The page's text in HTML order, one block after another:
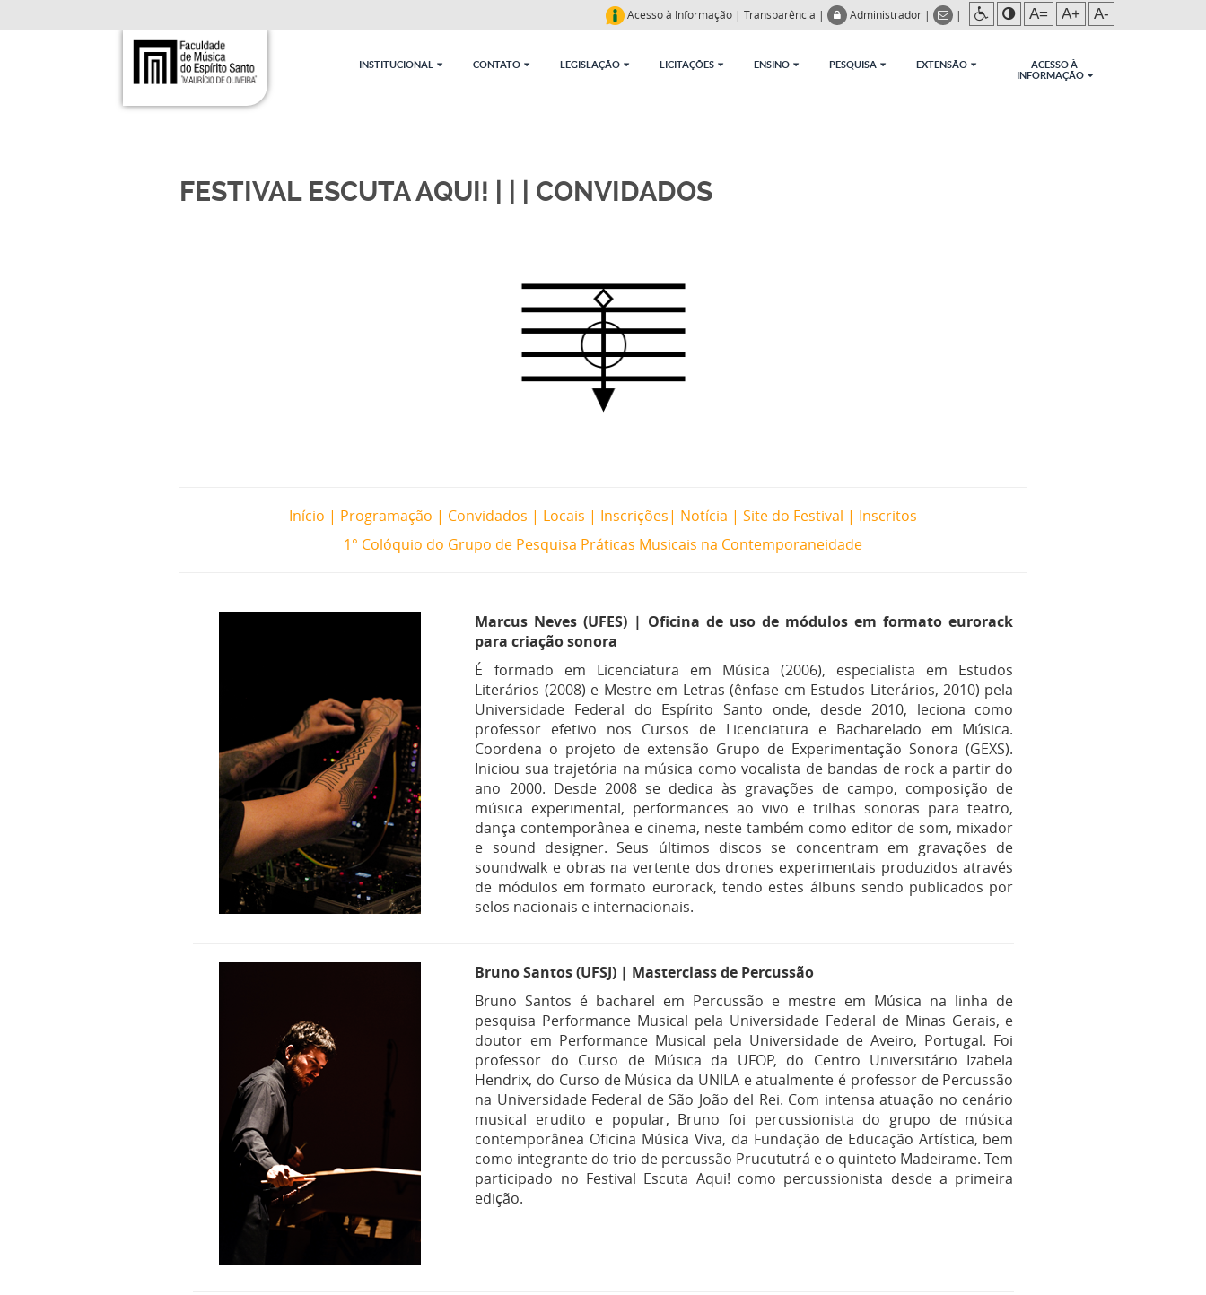
Acesso à Informação | Transparência | Administrador | | A= A+ A-
INSTITUCIONAL CONTATO LEGISLAÇÃO LICITAÇÕES ENSINO PESQUISA EXTENSÃO
ACESSO À
INFORMAÇÃO
FESTIVAL ESCUTA AQUI! | | | CONVIDADOS
Início | Programação | Convidados | Locais | Inscrições| Notícia | Site do Festival | Inscritos
1° Colóquio do Grupo de Pesquisa Práticas Musicais na Contemporaneidade
Marcus Neves (UFES) | Oficina de uso de módulos em formato eurorack
para criação sonora
É formado em Licenciatura em Música (2006), especialista em Estudos
Literários (2008) e Mestre em Letras (ênfase em Estudos Literários, 2010) pela
Universidade Federal do Espírito Santo onde, desde 2010, leciona como
professor efetivo nos Cursos de Licenciatura e Bacharelado em Música.
Coordena o projeto de extensão Grupo de Experimentação Sonora (GEXS).
Iniciou sua trajetória na música como vocalista de bandas de rock a partir do
ano 2000. Desde 2008 se dedica às gravações de campo, composição de
música experimental, performances ao vivo e trilhas sonoras para teatro,
dança contemporânea e cinema, neste também como editor de som, mixador
e sound designer. Seus últimos discos se concentram em gravações de
soundwalk e obras na vertente dos drones experimentais produzidos através
de módulos em formato eurorack, tendo estes álbuns sendo publicados por
selos nacionais e internacionais.
Bruno Santos (UFSJ) | Masterclass de Percussão
Bruno Santos é bacharel em Percussão e mestre em Música na linha de
pesquisa Performance Musical pela Universidade Federal de Minas Gerais, e
doutor em Performance Musical pela Universidade de Aveiro, Portugal. Foi
professor do Curso de Música da UFOP, do Centro Universitário Izabela
Hendrix, do Curso de Música da UNILA e atualmente é professor de Percussão
na Universidade Federal de São João del Rei. Com intensa atuação no cenário
musical erudito e popular, Bruno foi percussionista do grupo de música
contemporânea Oficina Música Viva, da Fundação de Educação Artística, bem
como integrante do trio de percussão Prucututrá e o quinteto Madeirame. Tem
participado no Festival Escuta Aqui! como percussionista desde a primeira
edição.